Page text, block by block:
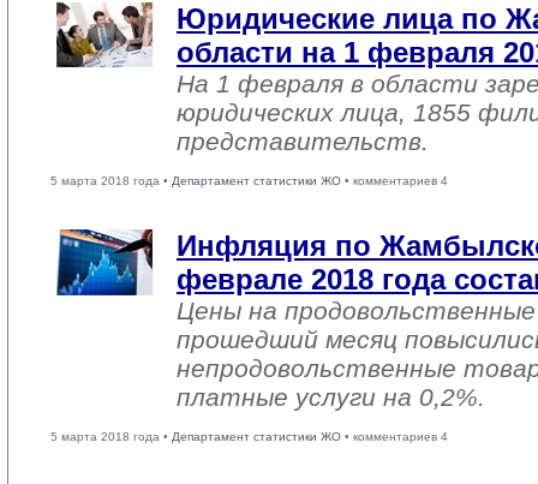
Юридические лица по
области на 1 февраля
На 1 февраля в области
юридических лица, 1855
представительств.
5 марта 2018 года • Департамент статистики ЖО • комментариев 4
Инфляция по
феврале 2018 года
Цены на
прошедший месяц
непродовольственные
платные услуги на 0,2%.
5 марта 2018 года • Департамент статистики ЖО • комментариев 4